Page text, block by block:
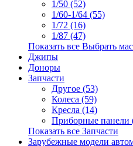
1/50 (52)
1/60-1/64 (55)
1/72 (16)
1/87 (47)
Показать все Выбрать
Джипы
Доноры
Запчасти
Другое (53)
Колеса (59)
Кресла (14)
Приборные панели
Показать все Запчасти
Зарубежные модели